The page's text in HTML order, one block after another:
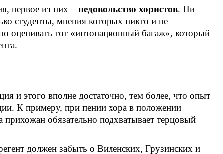
первое из них – недовольство хористов. Ни
студенты, мнения которых никто и не
оценивать тот «интонационный багаж», который
и этого вполне достаточно, тем более, что опыт
К примеру, при пении хора в положении
обязательно подхватывает терцовый
должен забыть о Виленских, Грузинских и